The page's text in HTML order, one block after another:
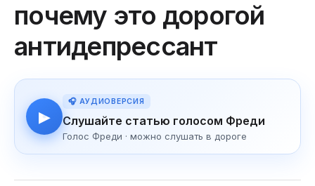
почему это дорогой
антидепрессант
▶
🎧 АУДИОВЕРСИЯ
Слушайте статью голосом Фреди
Голос Фреди · можно слушать в дороге